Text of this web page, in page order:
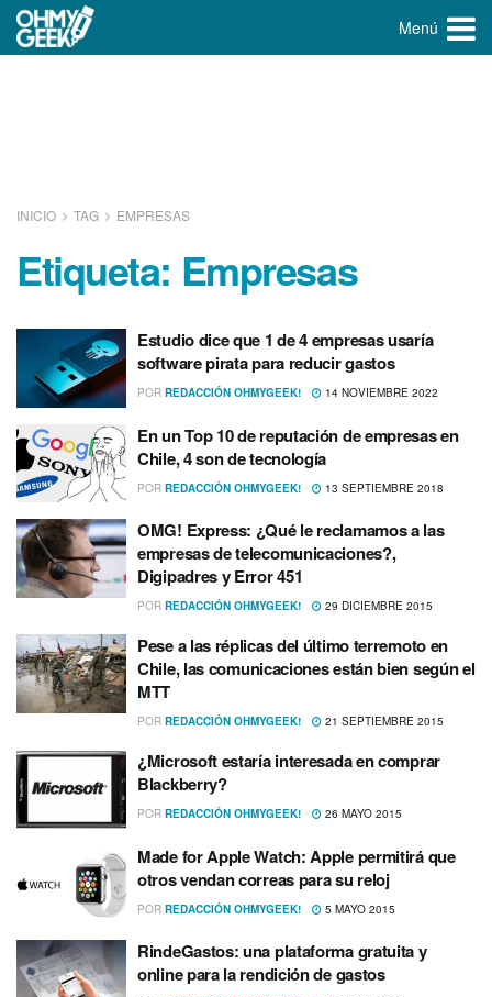
Menú
INICIO TAG EMPRESAS
Etiqueta: Empresas
Estudio dice que 1 de 4 empresas usaría
software pirata para reducir gastos
POR REDACCIÓN OHMYGEEK! 14 NOVIEMBRE 2022
En un Top 10 de reputación de empresas en
Chile, 4 son de tecnologí­a
POR REDACCIÓN OHMYGEEK! 13 SEPTIEMBRE 2018
OMG! Express: ¿Qué le reclamamos a las
empresas de telecomunicaciones?,
Digipadres y Error 451
POR REDACCIÓN OHMYGEEK! 29 DICIEMBRE 2015
Pese a las réplicas del último terremoto en
Chile, las comunicaciones están bien según el
MTT
POR REDACCIÓN OHMYGEEK! 21 SEPTIEMBRE 2015
¿Microsoft estarí­a interesada en comprar
Blackberry?
POR REDACCIÓN OHMYGEEK! 26 MAYO 2015
Made for Apple Watch: Apple permitirá que
otros vendan correas para su reloj
POR REDACCIÓN OHMYGEEK! 5 MAYO 2015
RindeGastos: una plataforma gratuita y
online para la rendición de gastos